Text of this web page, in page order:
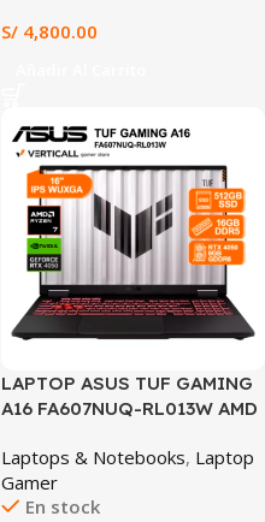
S/ 4,800.00
LAPTOP ASUS TUF GAMING
A16 FA607NUQ-RL013W AMD
SSD RTX 4050 6GB 16″ FHD
IPS 144HZ WINDOWS 11
HOME (FA607NUQ-RL013W)
Laptops & Notebooks, Laptop
Gamer
En stock